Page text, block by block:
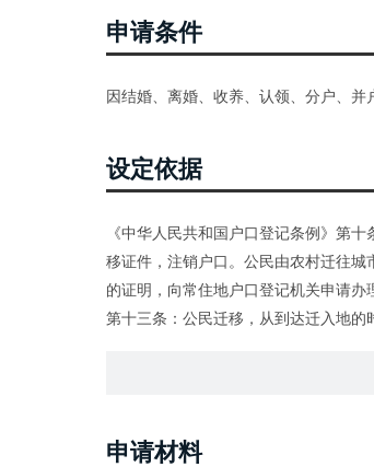
申请条件
因结婚、离婚、收养、认领、分户、并
设定依据
《中华人民共和国户口登记条例》第
移证件，注销户口。公民由农村迁往
的证明，向常住地户口登记机关申请办
第十三条：公民迁移，从到达迁入地
凭县、市兵役机关或者团以上军事机
申请材料